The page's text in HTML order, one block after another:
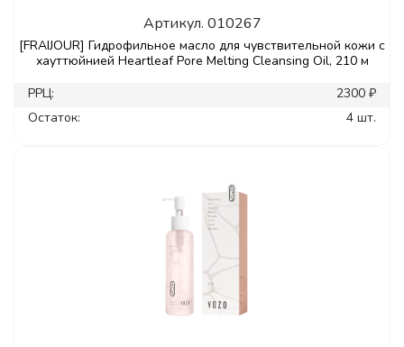
Артикул. 010267
[FRAIJOUR] Гидрофильное масло для чувствительной кожи с
хауттюйнией Heartleaf Pore Melting Cleansing Oil, 210 м
РРЦ:
2300 ₽
Остаток:
4 шт.